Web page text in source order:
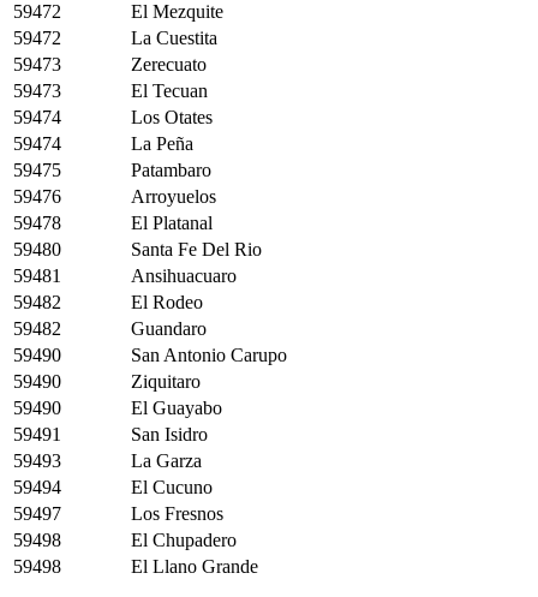
59472
El Mezquite
59472
La Cuestita
59473
Zerecuato
59473
El Tecuan
59474
Los Otates
59474
La Peña
59475
Patambaro
59476
Arroyuelos
59478
El Platanal
59480
Santa Fe Del Rio
59481
Ansihuacuaro
59482
El Rodeo
59482
Guandaro
59490
San Antonio Carupo
59490
Ziquitaro
59490
El Guayabo
59491
San Isidro
59493
La Garza
59494
El Cucuno
59497
Los Fresnos
59498
El Chupadero
59498
El Llano Grande